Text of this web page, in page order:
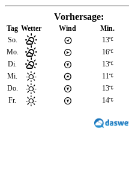
Vorhersage:
Tag Wetter Wind Min.
So.
13
Mo.
16
Di.
13
Mi.
11
Do.
13
Fr.
14